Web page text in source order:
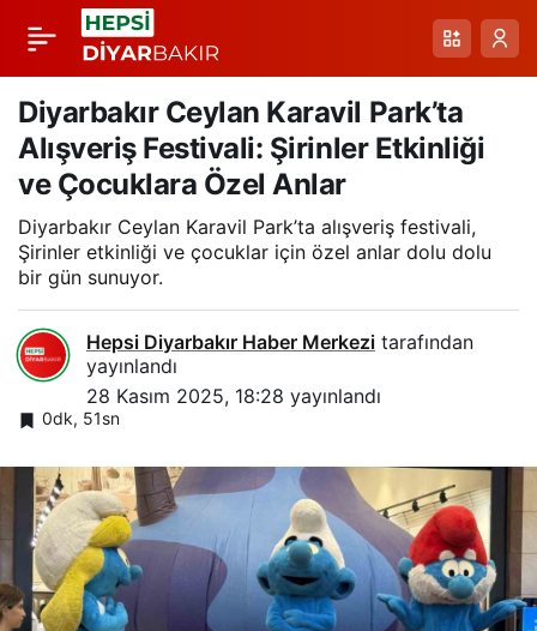
Diyarbakır Ceylan Karavil Park’ta
Alışveriş Festivali: Şirinler Etkinliği
ve Çocuklara Özel Anlar
Diyarbakır Ceylan Karavil Park’ta alışveriş festivali,
Şirinler etkinliği ve çocuklar için özel anlar dolu dolu
bir gün sunuyor.
Hepsi Diyarbakır Haber Merkezi tarafından
yayınlandı
28 Kasım 2025, 18:28 yayınlandı
0dk, 51sn
Kayapınar Vehbi Koç
İlkokulunda Sağlık
Farkındalığına
Yolculuk: Sağlıklı
Çocuk, Sağlıklı
Gelecek Etkinliği
Paylaş